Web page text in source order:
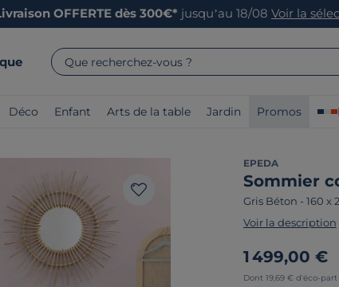
OFFERTE dès 300€* jusqu’au 18/08 Voir la
Que recherchez-vous ?
Déco Enfant Arts de la table Jardin Promos
EPEDA
Sommier
Gris Béton - 160 x
Voir la description
1 499,00 €
Dont 19,69 € d'éco-part